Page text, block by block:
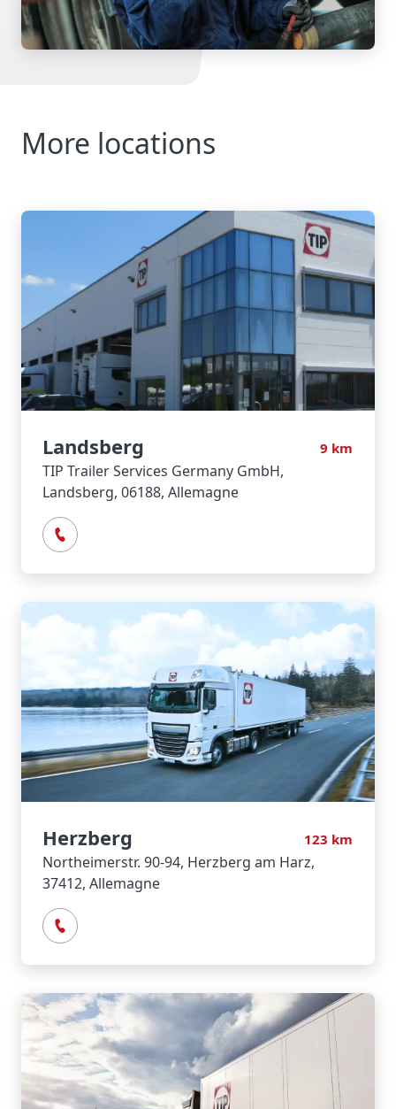
More locations
9 km
Landsberg
TIP Trailer Services Germany GmbH,
Landsberg, 06188, Allemagne
123 km
Herzberg
Northeimerstr. 90-94, Herzberg am Harz,
37412, Allemagne